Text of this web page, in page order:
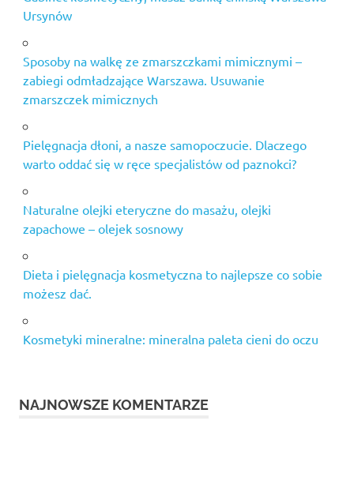
serum
dojrzałej
tabletki
na
pryszcze
tabletki
na
trądzik
trwałe
usuwanie
kraków
zabiegi
kosmetyczne
warszawa
zabiegi
nawilżające
warszawa
Ursynów
Sposoby na walkę ze zmarszczkami mimicznymi –
zabiegi odmładzające Warszawa. Usuwanie
zmarszczek mimicznych
Pielęgnacja dłoni, a nasze samopoczucie. Dlaczego
warto oddać się w ręce specjalistów od paznokci?
Naturalne olejki eteryczne do masażu, olejki
zapachowe – olejek sosnowy
Dieta i pielęgnacja kosmetyczna to najlepsze co sobie
możesz dać.
Kosmetyki mineralne: mineralna paleta cieni do oczu
NAJNOWSZE KOMENTARZE